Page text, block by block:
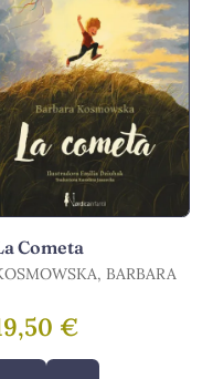
Cometa
BARBARA
€